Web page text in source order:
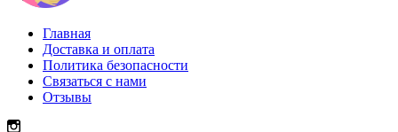
Главная
Доставка и оплата
Политика безопасности
Связаться с нами
Отзывы